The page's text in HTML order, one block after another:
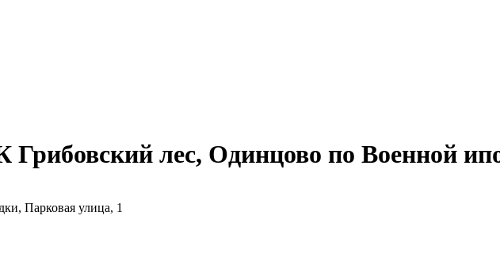
лес, Одинцово по Военной
Парковая улица, 1